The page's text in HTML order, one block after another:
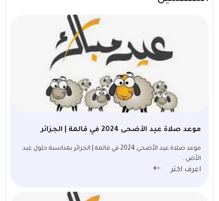
موعد صلاة عيد الأضحى 2024 في قالمة | الجزائر
موعد صلاة عيد الأضحى 2024 في قالمة | الجزائر بمناسبة حلول عيد
الأض...
اعرف اكثر